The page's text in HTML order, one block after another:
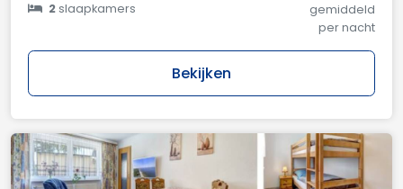
2slaapkamers
gemiddeld
per nacht
Bekijken